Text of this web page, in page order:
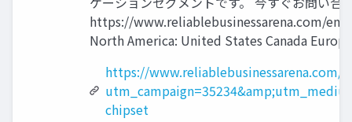
https://www.reliablebusinessarena.com/
North America: United States Canada
https://www.reliablebusinessarena.com/
chipset